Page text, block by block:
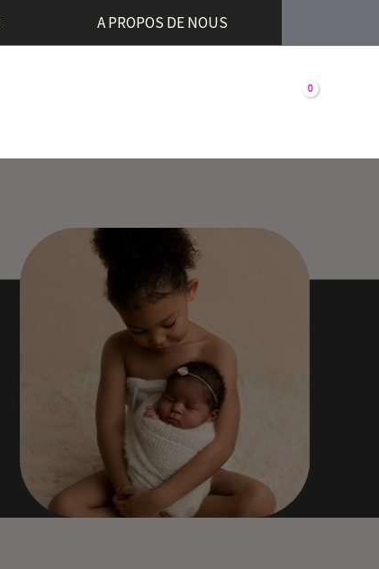
A PROPOS DE NOUS